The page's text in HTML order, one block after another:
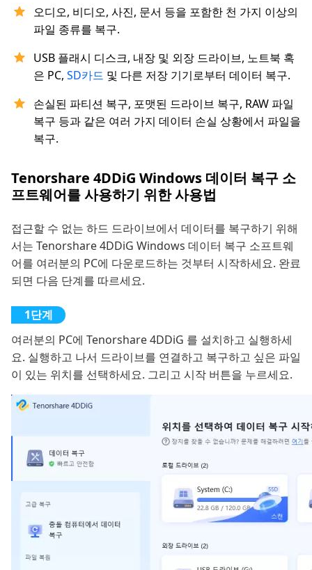
오디오, 비디오, 사진, 문서 등을 포함한 천 가지 이상의
파일 종류를 복구.
USB 플래시 디스크, 내장 및 외장 드라이브, 노트북 혹
은 PC, SD카드 및 다른 저장 기기로부터 데이터 복구.
손실된 파티션 복구, 포맷된 드라이브 복구, RAW 파일
복구 등과 같은 여러 가지 데이터 손실 상황에서 파일을
복구.
Tenorshare 4DDiG Windows 데이터 복구 소
프트웨어를 사용하기 위한 사용법
접근할 수 없는 하드 드라이브에서 데이터를 복구하기 위해
서는 Tenorshare 4DDiG Windows 데이터 복구 소프트웨
어를 여러분의 PC에 다운로드하는 것부터 시작하세요. 완료
되면 다음 단계를 따르세요.
여러분의 PC에 Tenorshare 4DDiG 를 설치하고 실행하세
요. 실행하고 나서 드라이브를 연결하고 복구하고 싶은 파일
이 있는 위치를 선택하세요. 그리고 시작 버튼을 누르세요.